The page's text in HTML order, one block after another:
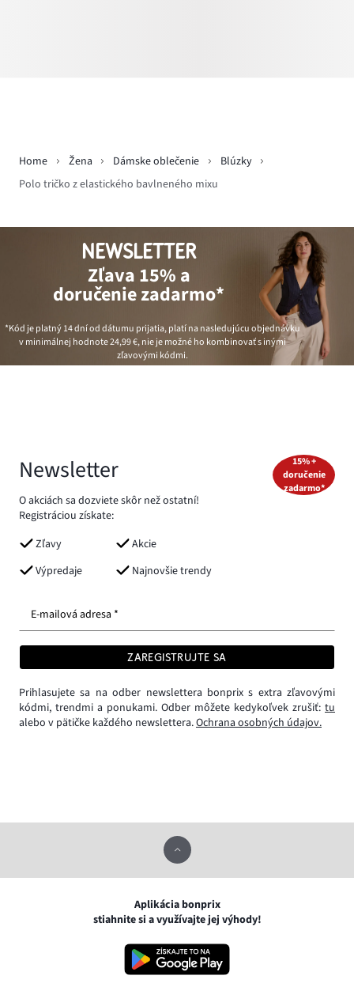
Home Žena Dámske oblečenie
Blúzky
Polo tričko z elastického bavlneného mixu
NEWSLETTER
Zľava 15% a
doručenie zadarmo*
*Kód je platný 14 dní od dátumu prijatia, platí na nasledujúcu objednávku
v minimálnej hodnote24,99 €, nie je možné ho kombinovať s inými
zľavovými kódmi.
Newsletter
O akciách sa dozviete skôr než ostatní!
Registráciou získate:
Zľavy
Akcie
Výpredaje
Najnovšie trendy
15% +
doručenie
zadarmo*
E-mailová adresa *
ZAREGISTRUJTE SA
Prihlasujete sa na odber newslettera bonprix s extra zľavovými
kódmi, trendmi a ponukami. Odber môžete kedykoľvek zrušiť: tu
alebo v pätičke každého newslettera.Ochrana osobných údajov.
Aplikácia bonprix
stiahnite si a využívajte jej výhody!